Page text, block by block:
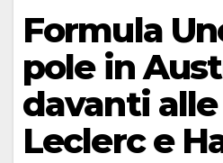
Formula
pole in
davanti
Leclerc e